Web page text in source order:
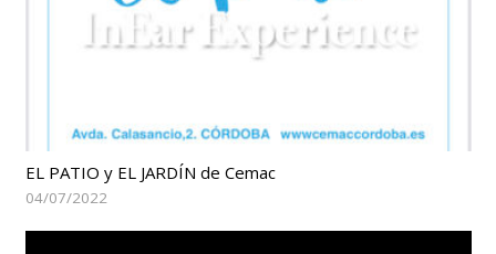
EL PATIO y EL JARDÍN de Cemac
04/07/2022